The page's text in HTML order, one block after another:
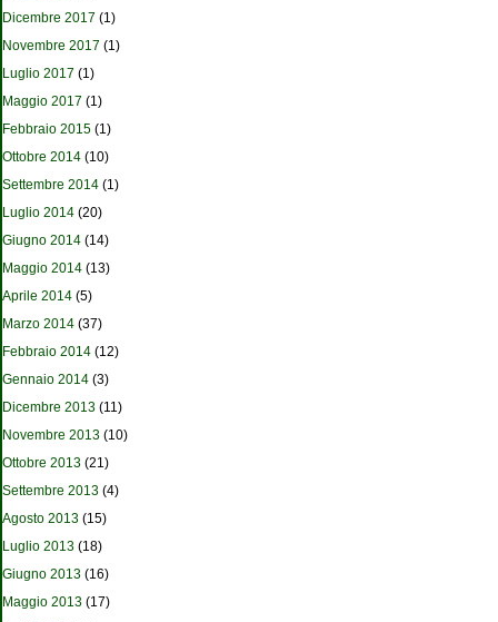
Dicembre 2017 (1)
Novembre 2017 (1)
Luglio 2017 (1)
Maggio 2017 (1)
Febbraio 2015 (1)
Ottobre 2014 (10)
Settembre 2014 (1)
Luglio 2014 (20)
Giugno 2014 (14)
Maggio 2014 (13)
Aprile 2014 (5)
Marzo 2014 (37)
Febbraio 2014 (12)
Gennaio 2014 (3)
Dicembre 2013 (11)
Novembre 2013 (10)
Ottobre 2013 (21)
Settembre 2013 (4)
Agosto 2013 (15)
Luglio 2013 (18)
Giugno 2013 (16)
Maggio 2013 (17)